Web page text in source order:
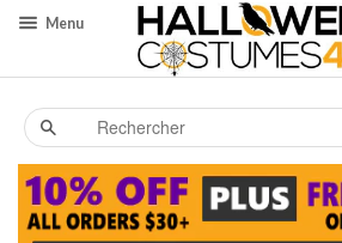
Menu
Recherche